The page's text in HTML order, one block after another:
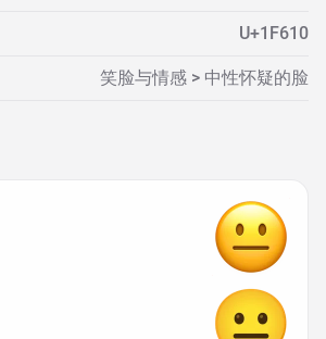
U+1F610
笑脸与情感 > 中性怀疑的脸